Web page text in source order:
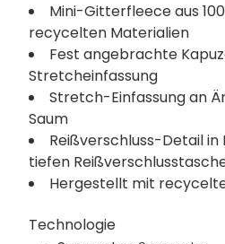
Mini-Gitterfleece aus
recycelten Materialien
Fest angebrachte
Stretcheinfassung
Stretch-Einfassung an
Saum
Reißverschluss-Detail
tiefen
Hergestellt mit
Technologie